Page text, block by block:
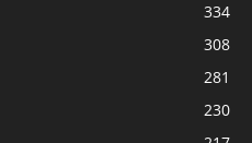
334
308
281
230